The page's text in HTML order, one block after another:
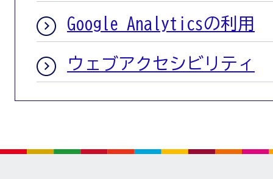
Google Analyticsの利用
ウェブアクセシビリティ